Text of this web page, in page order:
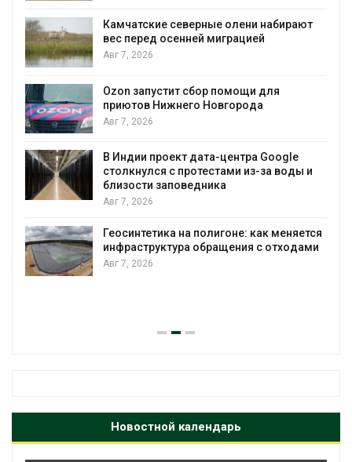
Камчатские северные олени набирают
вес перед осенней миграцией
Авг 7, 2026
Ozon запустит сбор помощи для
приютов Нижнего Новгорода
Авг 7, 2026
В Индии проект дата-центра Google
столкнулся с протестами из-за воды и
близости заповедника
Авг 7, 2026
Геосинтетика на полигоне: как меняется
инфраструктура обращения с отходами
Авг 7, 2026
Новостной календарь